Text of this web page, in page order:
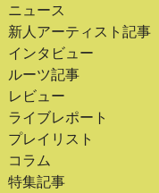
ニュース
新人アーティスト記事
インタビュー
ルーツ記事
レビュー
ライブレポート
プレイリスト
コラム
特集記事